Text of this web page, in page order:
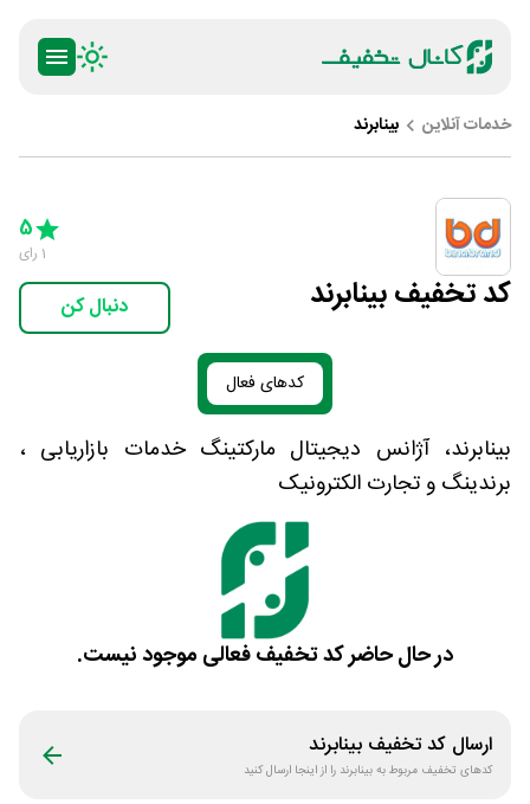
خدمات آنلاین بینابرند
کد تخفیف بینابرند
5 Stars
5
1 رای
دنبال کن
کدهای فعال
بینابرند، آژانس دیجیتال مارکتینگ خدمات بازاریابی ،
برندینگ و تجارت الکترونیک
در حال حاضر کد تخفیف فعالی موجود نیست.
ارسال کد تخفیف بینابرند
کدهای تخفیف مربوط بهبینابرند را از اینجا ارسال کنید